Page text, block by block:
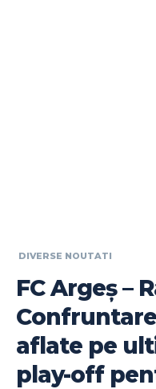
DIVERSE NOUTATI
FC Argeș –
aflate pe
play-off